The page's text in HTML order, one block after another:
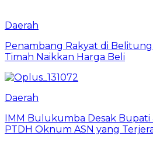
Daerah
Penambang Rakyat di
Timah Naikkan Harga Beli
Daerah
IMM Bulukumba Desak Bupati
PTDH Oknum ASN yang